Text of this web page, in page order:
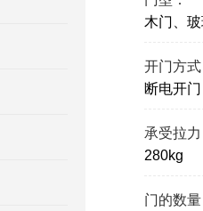
木门、
开门方
断电开门
承受拉
280kg
门的数